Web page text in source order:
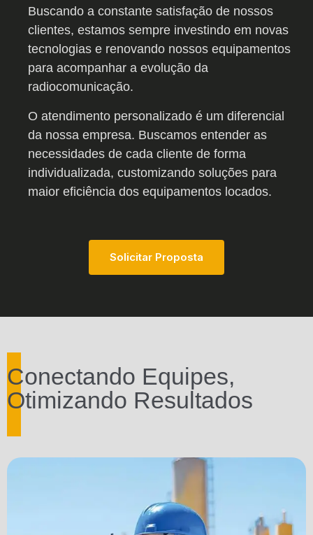
Buscando a constante satisfação de nossos
clientes, estamos sempre investindo em novas
tecnologias e renovando nossos equipamentos
para acompanhar a evolução da
radiocomunicação.
O atendimento personalizado é um diferencial
da nossa empresa. Buscamos entender as
necessidades de cada cliente de forma
individualizada, customizando soluções para
maior eficiência dos equipamentos locados.
SOLICITAR PROPOSTA
Conectando Equipes,
Otimizando Resultados